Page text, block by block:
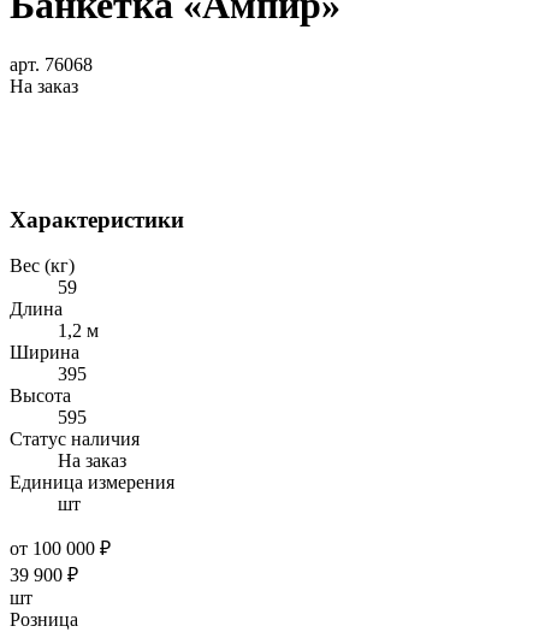
арт. 76068
На заказ
Характеристики
Вес (кг)
59
Длина
1,2 м
Ширина
395
Высота
595
Статус наличия
На заказ
Единица измерения
шт
от 100 000 ₽
39 900 ₽
шт
Розница